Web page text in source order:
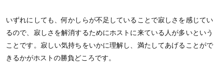
いずれにしても、何かしらが不足していることで寂しさを感じてい
るので、寂しさを解消するためにホストに来ている人が多いという
ことです。寂しい気持ちをいかに理解し、満たしてあげることがで
きるかがホストの勝負どころです。